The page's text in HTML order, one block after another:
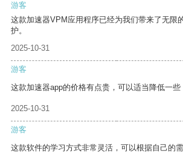
游客
这款加速器VPM应用程序已经为我们带来了无限
护。
2025-10-31
游客
这款加速器app的价格有点贵，可以适当降低一些
2025-10-31
游客
这款软件的学习方式非常灵活，可以根据自己的